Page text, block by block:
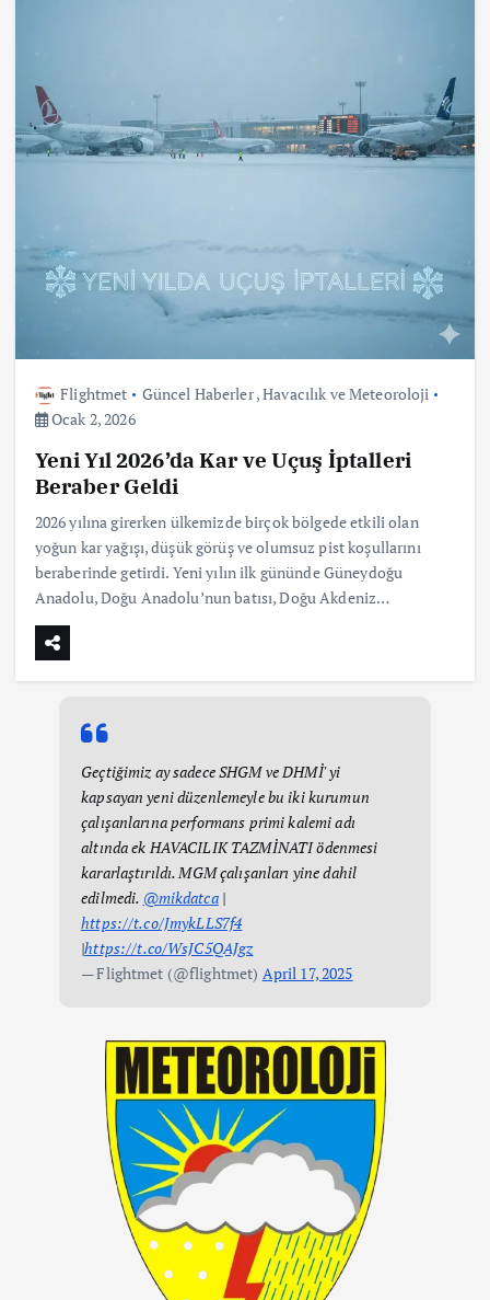
Flightmet Güncel Haberler,Havacılık ve Meteoroloji
Ocak 2, 2026
Yeni Yıl 2026’da Kar ve Uçuş İptalleri
Beraber Geldi
2026 yılına girerken ülkemizde birçok bölgede etkili olan
yoğun kar yağışı, düşük görüş ve olumsuz pist koşullarını
beraberinde getirdi. Yeni yılın ilk gününde Güneydoğu
Anadolu, Doğu Anadolu’nun batısı, Doğu Akdeniz…
Geçtiğimiz ay sadece SHGM ve DHMİ' yi
kapsayan yeni düzenlemeyle bu iki kurumun
çalışanlarına performans primi kalemi adı
altında ek HAVACILIK TAZMİNATI ödenmesi
kararlaştırıldı. MGM çalışanları yine dahil
edilmedi. @mikdatca|
https://t.co/JmykLLS7f4
|https://t.co/WsJC5QAJgz
— Flightmet (@flightmet) April 17, 2025